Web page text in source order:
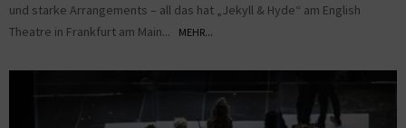
und starke Arrangements – all das hat „Jekyll & Hyde“ am English
Theatre in Frankfurt am Main...
MEHR...